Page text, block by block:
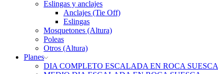
Eslingas y anclajes
Anclajes (Tie Off)
Eslingas
Mosquetones (Altura)
Poleas
Otros (Altura)
Planes
DIA COMPLETO ESCALADA EN ROCA SUESCA